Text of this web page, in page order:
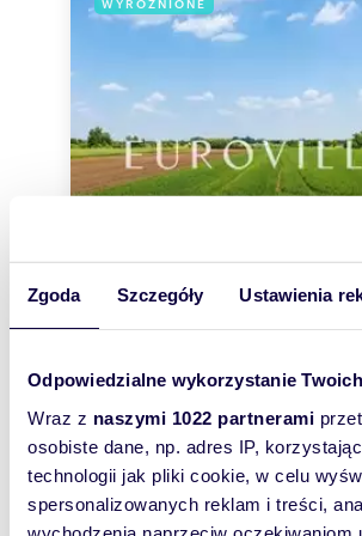
Zgoda Szczegóły Ustawienia
Odpowiedzialne wykorzystanie
Wraz z naszymi 1022 partnerami
osobiste dane, np. adres IP,
technologii jak pliki cookie, w celu
spersonalizowanych reklam i treści,
WYRÓŻNIONE